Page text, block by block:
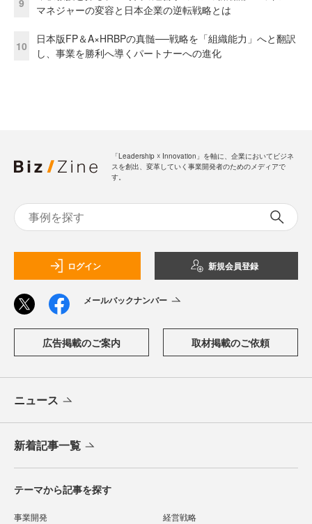
マネジャーの変容と日本企業の逆転戦略とは
10
日本版FP＆A×HRBPの真髄──戦略を「組織能力」へと翻訳
し、事業を勝利へ導くパートナーへの進化
「Leadership ☓ Innovation」を軸に、企業においてビジネ
スを創出、変革していく事業開発者のためのメディアで
す。
ログイン 新規会員登録
メールバックナンバー
広告掲載のご案内 取材掲載のご依頼
ニュース
新着記事一覧
テーマから記事を探す
事業開発 経営戦略